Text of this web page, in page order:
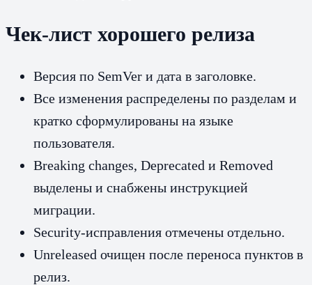
Чек‑лист хорошего релиза
Версия по SemVer и дата в заголовке.
Все изменения распределены по разделам и
кратко сформулированы на языке
пользователя.
Breaking changes, Deprecated и Removed
выделены и снабжены инструкцией
миграции.
Security‑исправления отмечены отдельно.
Unreleased очищен после переноса пунктов в
релиз.